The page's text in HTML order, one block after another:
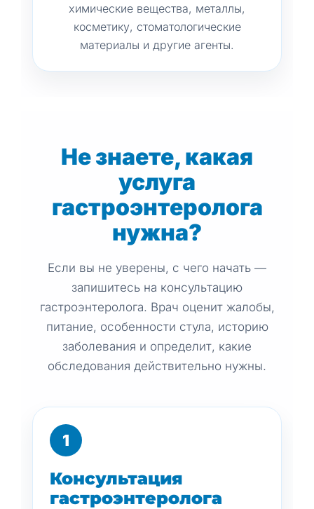
химические вещества, металлы,
косметику, стоматологические
материалы и другие агенты.
Не знаете, какая
услуга
гастроэнтеролога
нужна?
Если вы не уверены, с чего начать —
запишитесь на консультацию
гастроэнтеролога. Врач оценит жалобы,
питание, особенности стула, историю
заболевания и определит, какие
обследования действительно нужны.
1
Консультация
гастроэнтеролога